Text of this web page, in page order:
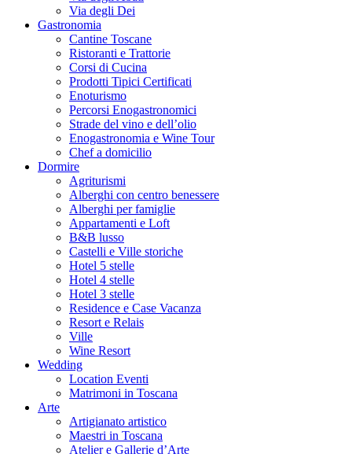
Via degli Dei
Gastronomia
Cantine Toscane
Ristoranti e Trattorie
Corsi di Cucina
Prodotti Tipici Certificati
Enoturismo
Percorsi Enogastronomici
Strade del vino e dell’olio
Enogastronomia e Wine Tour
Chef a domicilio
Dormire
Agriturismi
Alberghi con centro benessere
Alberghi per famiglie
Appartamenti e Loft
B&B lusso
Castelli e Ville storiche
Hotel 5 stelle
Hotel 4 stelle
Hotel 3 stelle
Residence e Case Vacanza
Resort e Relais
Ville
Wine Resort
Wedding
Location Eventi
Matrimoni in Toscana
Arte
Artigianato artistico
Maestri in Toscana
Atelier e Gallerie d’Arte